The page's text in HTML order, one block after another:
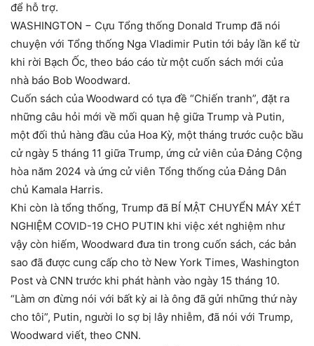
để hỗ trợ.
WASHINGTON − Cựu Tổng thống Donald Trump đã nói
chuyện với Tổng thống Nga Vladimir Putin tới bảy lần kể từ
khi rời Bạch Ốc, theo báo cáo từ một cuốn sách mới của
nhà báo Bob Woodward.
Cuốn sách của Woodward có tựa đề “Chiến tranh”, đặt ra
những câu hỏi mới về mối quan hệ giữa Trump và Putin,
một đối thủ hàng đầu của Hoa Kỳ, một tháng trước cuộc bầu
cử ngày 5 tháng 11 giữa Trump, ứng cử viên của Đảng Cộng
hòa năm 2024 và ứng cử viên Tổng thống của Đảng Dân
chủ Kamala Harris.
Khi còn là tổng thống, Trump đã BÍ MẬT CHUYỂN MÁY XÉT
NGHIỆM COVID-19 CHO PUTIN khi việc xét nghiệm như
vậy còn hiếm, Woodward đưa tin trong cuốn sách, các bản
sao đã được cung cấp cho tờ New York Times, Washington
Post và CNN trước khi phát hành vào ngày 15 tháng 10.
“Làm ơn đừng nói với bất kỳ ai là ông đã gửi những thứ này
cho tôi”, Putin, người lo sợ bị lây nhiễm, đã nói với Trump,
Woodward viết, theo CNN.